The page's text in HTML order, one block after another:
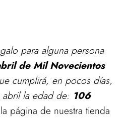
para alguna persona
de Mil Novecientos
cumplirá, en pocos días,
la edad de: 106
página de nuestra tienda